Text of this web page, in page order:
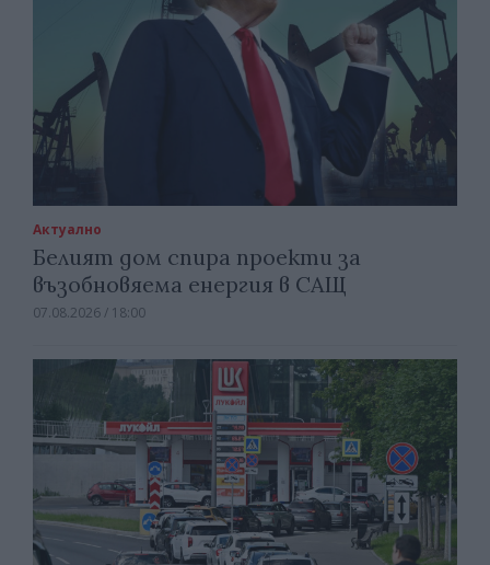
Актуално
Белият дом спира проекти за
възобновяема енергия в САЩ
07.08.2026 / 18:00